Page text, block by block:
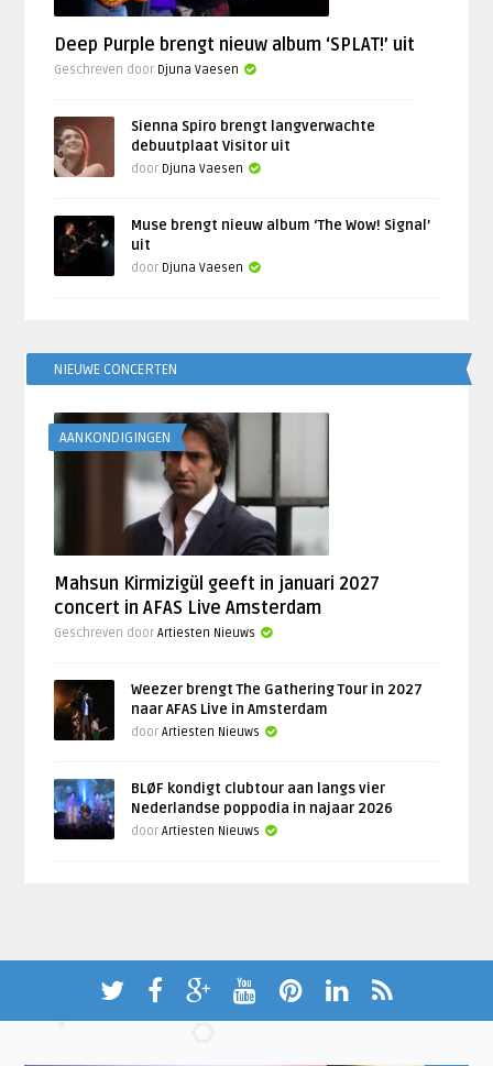
Deep Purple brengt nieuw album ‘SPLAT!’ uit
Geschreven door Djuna Vaesen
Sienna Spiro brengt langverwachte
debuutplaat Visitor uit
door Djuna Vaesen
Muse brengt nieuw album ‘The Wow! Signal’
uit
door Djuna Vaesen
NIEUWE CONCERTEN
AANKONDIGINGEN
Mahsun Kirmizigül geeft in januari 2027
concert in AFAS Live Amsterdam
Geschreven doorArtiesten Nieuws
Weezer brengt The Gathering Tour in 2027
naar AFAS Live in Amsterdam
doorArtiesten Nieuws
BLØF kondigt clubtour aan langs vier
Nederlandse poppodia in najaar 2026
doorArtiesten Nieuws